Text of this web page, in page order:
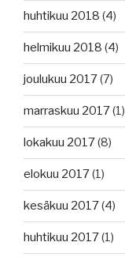
huhtikuu 2018 (4)
helmikuu 2018 (4)
joulukuu 2017(7)
marraskuu 2017(1)
lokakuu 2017(8)
elokuu 2017(1)
kesäkuu 2017(4)
huhtikuu 2017(1)